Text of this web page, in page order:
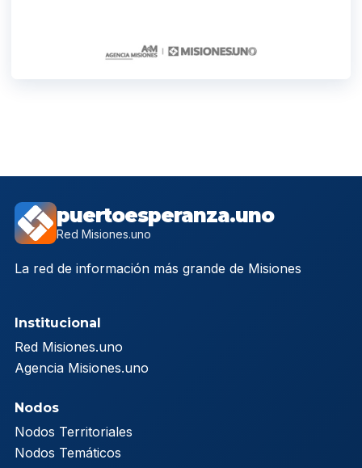
puertoesperanza.uno
Red Misiones.uno
La red de información más grande de Misiones
Institucional
Red Misiones.uno
Agencia Misiones.uno
Nodos
Nodos Territoriales
Nodos Temáticos